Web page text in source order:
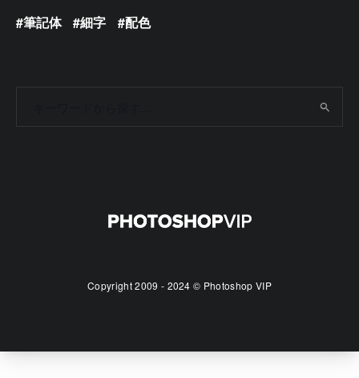
筆記体
細字 配色
Copyright 2009 - 2024 © Photoshop VIP